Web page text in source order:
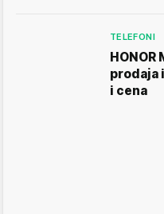
TELEFONI
HONOR
prodaja
i cena